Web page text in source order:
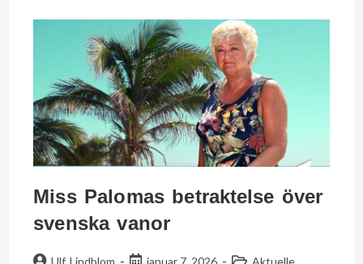
Miss Palomas betraktelse över
svenska vanor